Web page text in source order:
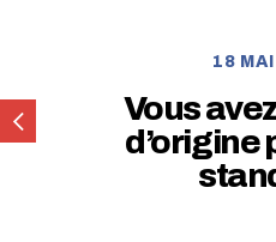
Vous
avez
18
Vous
d’origine